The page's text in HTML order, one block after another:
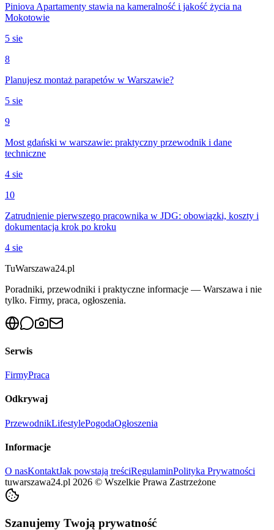
Piniova Apartamenty stawia na kameralność i jakość życia na
Mokotowie
5 sie
8
Planujesz montaż parapetów w Warszawie?
5 sie
9
Most gdański w warszawie: praktyczny przewodnik i dane
techniczne
4 sie
10
Zatrudnienie pierwszego pracownika w JDG: obowiązki, koszty i
dokumentacja krok po kroku
4 sie
TuWarszawa24.pl
Poradniki, przewodniki i praktyczne informacje — Warszawa i nie
tylko. Firmy, praca, ogłoszenia.
Serwis
FirmyPraca
Odkrywaj
PrzewodnikLifestylePogodaOgłoszenia
Informacje
O nasKontaktJak powstają treściRegulaminPolityka Prywatności
tuwarszawa24.pl 2026 © Wszelkie Prawa Zastrzeżone
Szanujemy Twoją prywatność